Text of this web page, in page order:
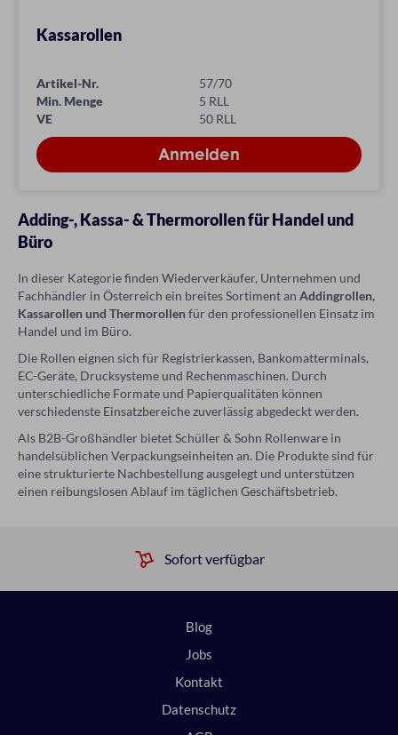
Kassarollen
Artikel-Nr.
57/70
Min. Menge
5 RLL
VE
50 RLL
Adding-, Kassa- & Thermorollen für Handel und
Büro
In dieser Kategorie finden Wiederverkäufer, Unternehmen und
Fachhändler in Österreich ein breites Sortiment an Addingrollen,
Kassarollen und Thermorollen für den professionellen Einsatz im
Handel und im Büro.
Die Rollen eignen sich für Registrierkassen, Bankomatterminals,
EC-Geräte, Drucksysteme und Rechenmaschinen. Durch
unterschiedliche Formate und Papierqualitäten können
verschiedenste Einsatzbereiche zuverlässig abgedeckt werden.
Als B2B-Großhändler bietet Schüller & Sohn Rollenware in
handelsüblichen Verpackungseinheiten an. Die Produkte sind für
eine strukturierte Nachbestellung ausgelegt und unterstützen
einen reibungslosen Ablauf im täglichen Geschäftsbetrieb.
Sofort verfügbar
Blog
Jobs
Kontakt
Datenschutz